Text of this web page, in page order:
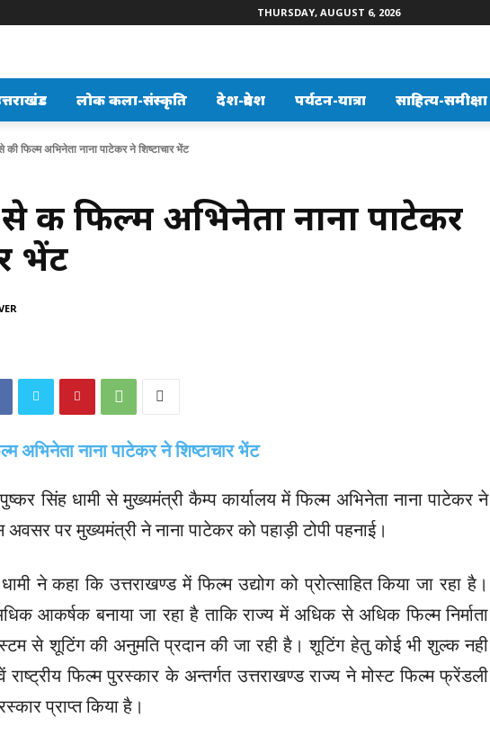
THURSDAY, AUGUST 6, 2026
लोक कला-संस्कृति देश-प्रदेश पर्यटन-यात्रा साहित्य-समीक्षा
की फिल्म अभिनेता नाना पाटेकर ने शिष्टाचार भेंट
की फिल्म अभिनेता नाना पाटेकर
भेंट
सिंह धामी से मुख्यमंत्री कैम्प कार्यालय में फिल्म अभिनेता नाना पाटेकर ने
पर मुख्यमंत्री ने नाना पाटेकर को पहाड़ी टोपी पहनाई।
ने कहा कि उत्तराखण्ड में फिल्म उद्योग को प्रोत्साहित किया जा रहा है।
आकर्षक बनाया जा रहा है ताकि राज्य में अधिक से अधिक फिल्म निर्माता
से शूटिंग की अनुमति प्रदान की जा रही है। शूटिंग हेतु कोई भी शुल्क नही
फिल्म पुरस्कार के अन्तर्गत उत्तराखण्ड राज्य ने मोस्ट फिल्म फ्रेंडली
प्राप्त किया है।